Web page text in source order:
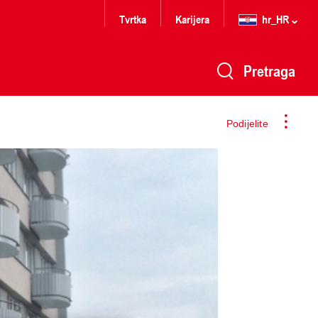
Tvrtka Karijera hr_HR
Pretraga
Podijelite